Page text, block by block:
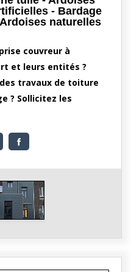
- Bardage
naturelles
couvreur à
et leurs entités ?
travaux de toiture
? Sollicitez les